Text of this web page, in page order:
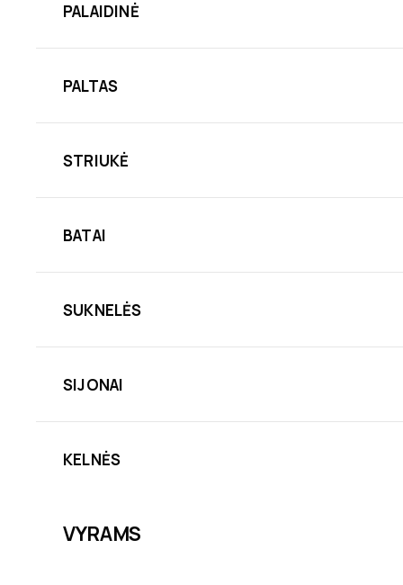
PALAIDINĖ
PALTAS
STRIUKĖ
BATAI
SUKNELĖS
SIJONAI
KELNĖS
VYRAMS